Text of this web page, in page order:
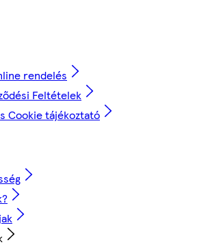
rendelés
Feltételek
Cookie tájékoztató